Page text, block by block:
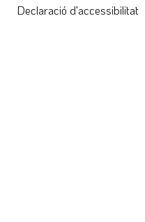
Declaració d'accessibilitat